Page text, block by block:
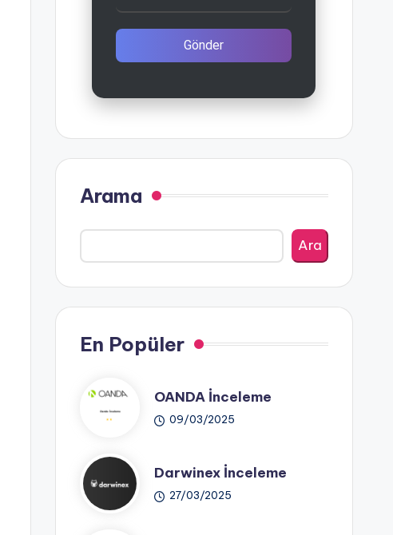
Gönder
Arama
Ara
En Popüler
OANDA İnceleme
09/03/2025
Darwinex İnceleme
27/03/2025